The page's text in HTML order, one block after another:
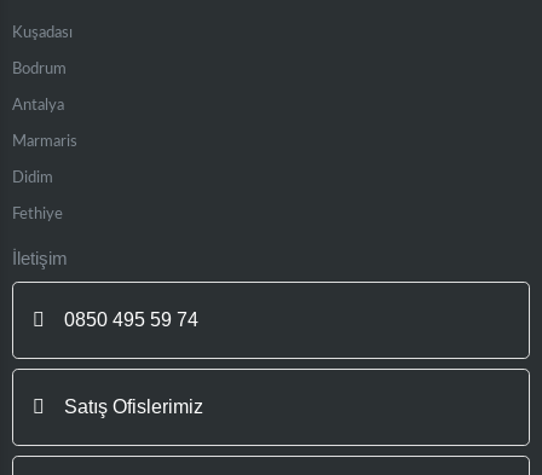
Kuşadası
Bodrum
Antalya
Marmaris
Didim
Fethiye
İletişim
0850 495 59 74
Satış Ofislerimiz